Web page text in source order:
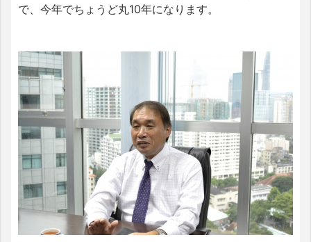
で、今年でちょうど丸10年になります。